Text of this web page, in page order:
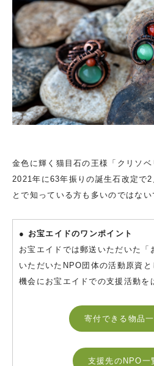
o
k
r
金色に輝く猫目石の王様「クリソベ
2021年に63年振りの誕生石改定で
とで知っている方も多いのではない
● お宝エイドのワンポイント
お宝エイドでは郵送いただいた「
いただいたNPO団体の活動原資
機会にお宝エイドでの支援活動を
寄付できる物品
支援先のNPO一